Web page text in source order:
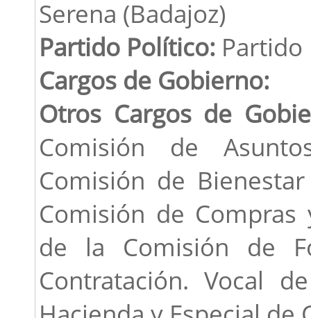
Serena (Badajoz)
Partido Político: Partido
Cargos de Gobierno:
Otros Cargos de
Comisión de
Comisión de
Comisión de
de la Comisión de
Contratación. Vocal